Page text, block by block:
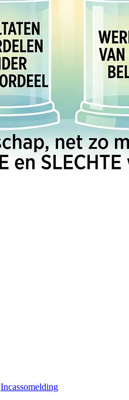
Incassomelding